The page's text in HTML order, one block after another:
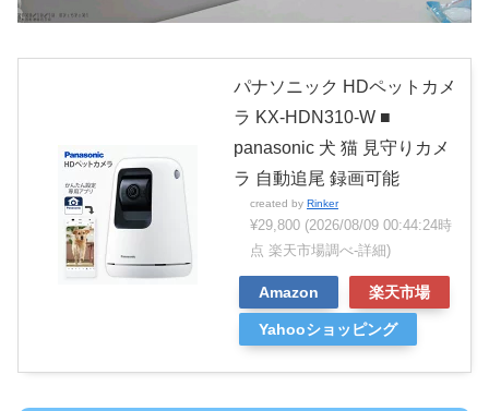
パナソニック HDペットカメ
ラ KX‐HDN310‐W ■
panasonic 犬 猫 見守りカメ
ラ 自動追尾 録画可能
created by Rinker
¥29,800 (2026/08/09 00:44:24時
点 楽天市場調べ-詳細)
Amazon 楽天市場
Yahooショッピング